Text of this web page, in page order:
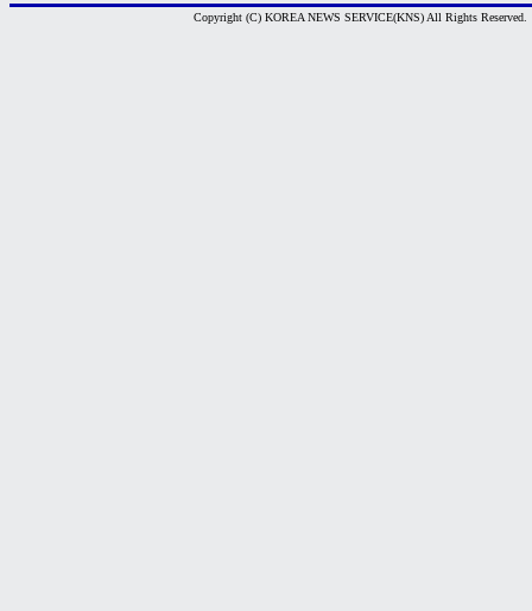
Copyright (C) KOREA NEWS SERVICE(KNS) All Rights Reserved.